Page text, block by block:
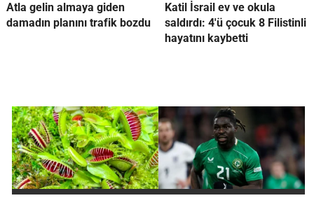
Atla gelin almaya giden
damadın planını trafik bozdu
Katil İsrail ev ve okula
saldırdı: 4'ü çocuk 8 Filistinli
hayatını kaybetti